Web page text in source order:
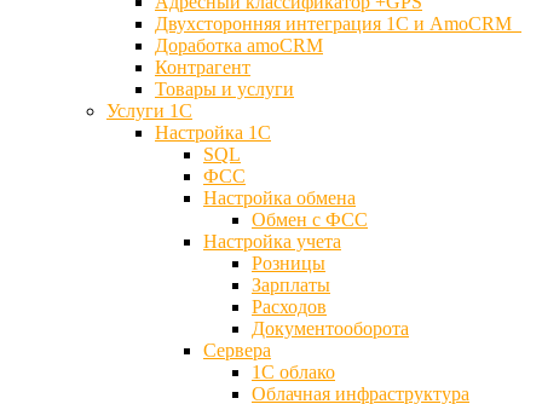
Двухсторонняя интеграция 1С и AmoCRM
Доработка amoCRM
Контрагент
Товары и услуги
Услуги 1С
Настройка 1С
SQL
ФСС
Настройка обмена
Обмен с ФСС
Настройка учета
Розницы
Зарплаты
Расходов
Документооборота
Сервера
1С облако
Облачная инфраструктура